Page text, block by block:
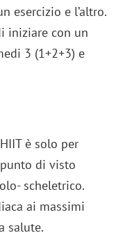
esercizio e l’altro.
iniziare con un
3 (1+2+3) e
è solo per
di visto
scheletrico.
ai massimi
salute.